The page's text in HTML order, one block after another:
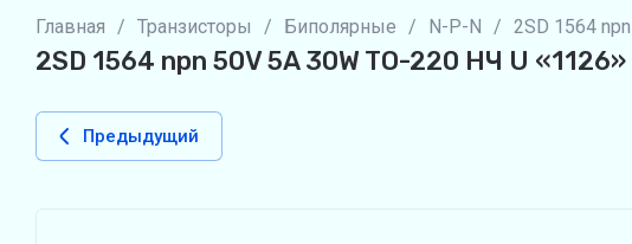
Главная / Транзисторы / Биполярные / N-P-N / 2SD 1564
2SD 1564 npn 50V 5A 30W TO-220 НЧ U «1126»
Предыдущий